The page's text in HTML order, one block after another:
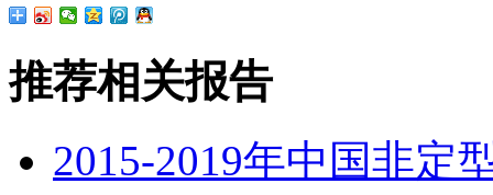
推荐相关报告
2015-2019年中国非定